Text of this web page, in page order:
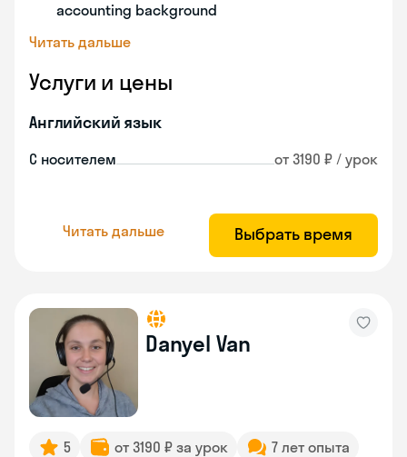
accounting background
Читать дальше
Услуги и цены
Английский язык
С носителем от 3190 ₽ / урок
Читать дальше Выбрать время
Danyel Van
5 от 3190 ₽ за урок
7 лет опыта